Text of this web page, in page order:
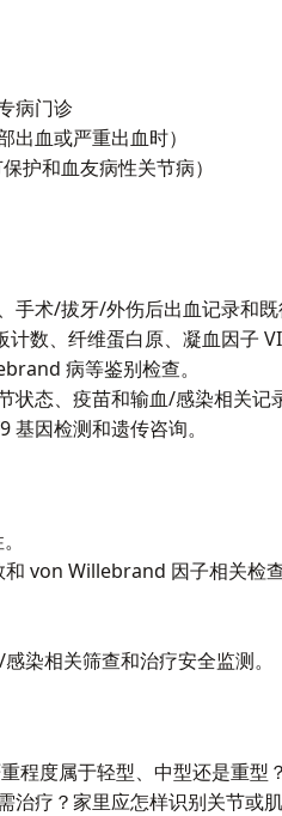
病门诊
出血或严重出血时）
护和血友病性关节病）
手术/拔牙/外伤后出血记录和
计数、纤维蛋白原、凝血因子
病等鉴别检查。
状态、疫苗和输血/感染相关记
基因检测和遗传咨询。
和 von Willebrand 因子相关检
染相关筛查和治疗安全监测。
程度属于轻型、中型还是重型
治疗？家里应怎样识别关节或